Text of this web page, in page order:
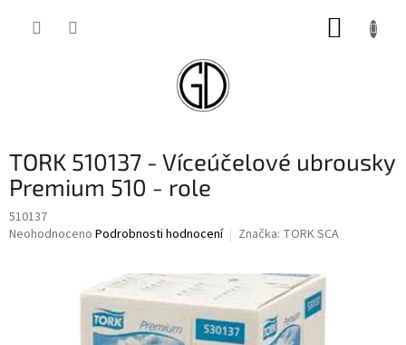
TORK 510137 - Víceúčelové ubrousky
Premium 510 - role
510137
Průměrné
Neohodnoceno Podrobnosti hodnocení Značka: TORK SCA